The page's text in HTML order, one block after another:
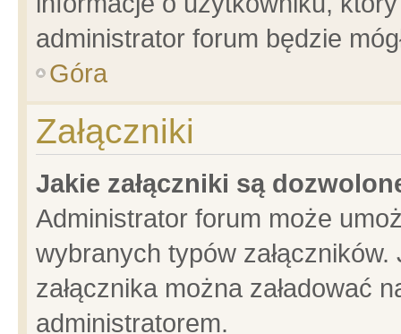
administrator forum będzie
Góra
Załączniki
Jakie załączniki są
Administrator forum może
wybranych typów
załącznika można załadować
administratorem.